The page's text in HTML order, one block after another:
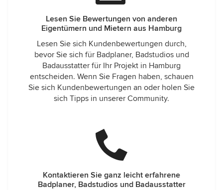
Lesen Sie Bewertungen von anderen
Eigentümern und Mietern aus Hamburg
Lesen Sie sich Kundenbewertungen durch,
bevor Sie sich für Badplaner, Badstudios und
Badausstatter für Ihr Projekt in Hamburg
entscheiden. Wenn Sie Fragen haben, schauen
Sie sich Kundenbewertungen an oder holen Sie
sich Tipps in unserer Community.
Kontaktieren Sie ganz leicht erfahrene
Badplaner, Badstudios und Badausstatter